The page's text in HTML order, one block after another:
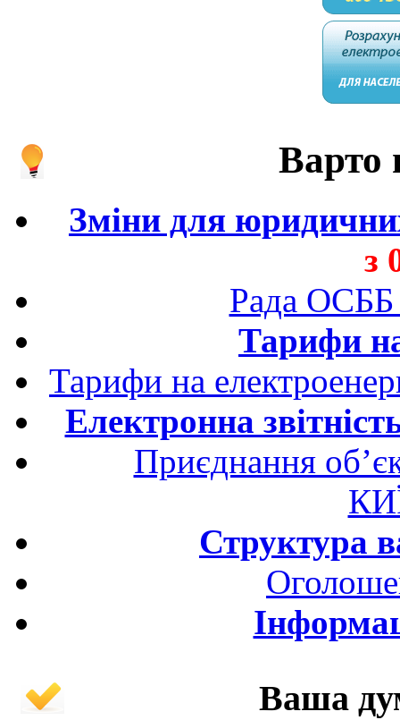
Варто
Зміни для
з
Рада
Тарифи
Тарифи на
Електронна
Приєднання
Структура
Ваша